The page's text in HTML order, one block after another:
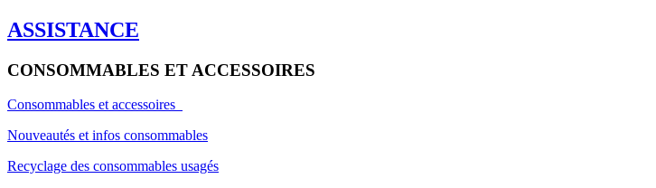
ASSISTANCE
CONSOMMABLES ET ACCESSOIRES
Consommables et accessoires
Nouveautés et infos consommables
Recyclage des consommables usagés